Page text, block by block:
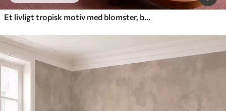
Et livligt tropisk motiv med blomster, blade og farverige frugter